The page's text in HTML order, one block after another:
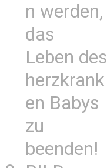
n werden,
das
Leben des
herzkrank
en Babys
zu
beenden!